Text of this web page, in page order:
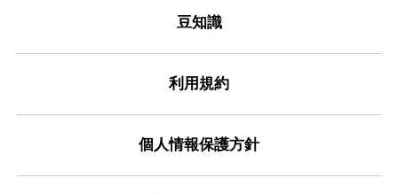
豆知識
利用規約
個人情報保護方針